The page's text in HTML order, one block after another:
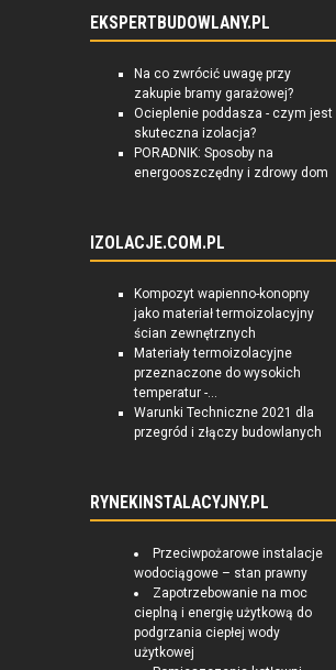
EKSPERTBUDOWLANY.PL
Na co zwrócić uwagę przy
zakupie bramy garażowej?
Ocieplenie poddasza - czym jest
skuteczna izolacja?
PORADNIK: Sposoby na
energooszczędny i zdrowy dom
IZOLACJE.COM.PL
Kompozyt wapienno-konopny
jako materiał termoizolacyjny
ścian zewnętrznych
Materiały termoizolacyjne
przeznaczone do wysokich
temperatur -...
Warunki Techniczne 2021 dla
przegród i złączy budowlanych
RYNEKINSTALACYJNY.PL
Przeciwpożarowe instalacje
wodociągowe – stan prawny
Zapotrzebowanie na moc
cieplną i energię użytkową do
podgrzania ciepłej wody
użytkowej